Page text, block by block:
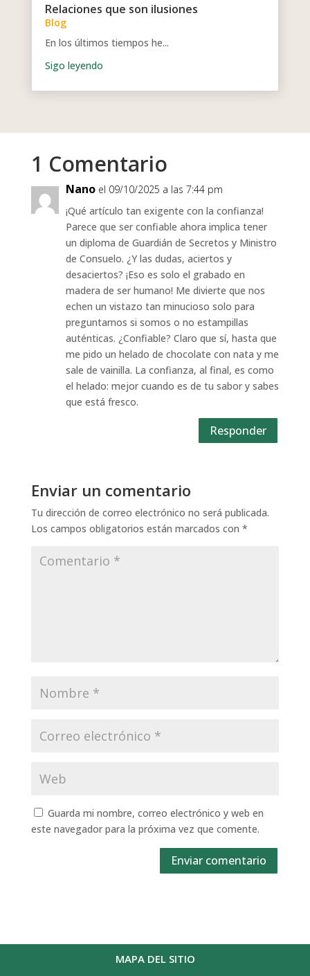
Relaciones que son ilusiones
Blog
En los últimos tiempos he...
1 Comentario
Nano el 09/10/2025 a las 7:44 pm
¡Qué artículo tan exigente con la confianza!
Parece que ser confiable ahora implica tener
un diploma de Guardián de Secretos y Ministro
de Consuelo. ¿Y las dudas, aciertos y
desaciertos? ¡Eso es solo el grabado en
madera de ser humano! Me divierte que nos
echen un vistazo tan minucioso solo para
preguntarnos si somos o no estampillas
auténticas. ¿Confiable? Claro que sí, hasta que
me pido un helado de chocolate con nata y me
sale de vainilla. La confianza, al final, es como
el helado: mejor cuando es de tu sabor y sabes
que está fresco.
Responder
Enviar un comentario
Tu dirección de correo electrónico no será publicada.
Los campos obligatorios están marcados con *
Guarda mi nombre, correo electrónico y web en
este navegador para la próxima vez que comente.
Enviar comentario
MAPA DEL SITIO